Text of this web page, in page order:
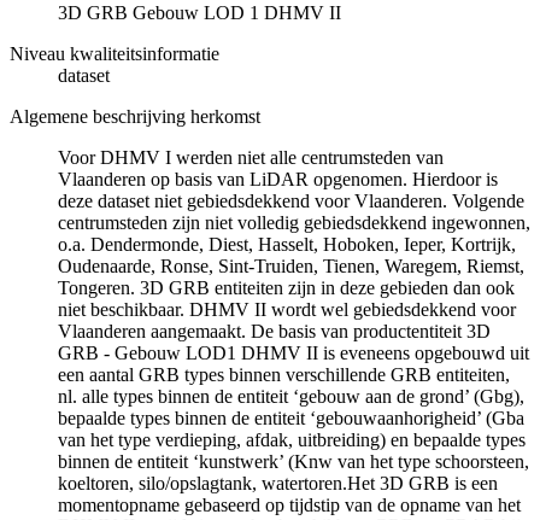
3D GRB Gebouw LOD 1 DHMV II
Niveau kwaliteitsinformatie
dataset
Algemene beschrijving herkomst
Voor DHMV I werden niet alle centrumsteden van
Vlaanderen op basis van LiDAR opgenomen. Hierdoor is
deze dataset niet gebiedsdekkend voor Vlaanderen. Volgende
centrumsteden zijn niet volledig gebiedsdekkend ingewonnen,
o.a. Dendermonde, Diest, Hasselt, Hoboken, Ieper, Kortrijk,
Oudenaarde, Ronse, Sint-Truiden, Tienen, Waregem, Riemst,
Tongeren. 3D GRB entiteiten zijn in deze gebieden dan ook
niet beschikbaar. DHMV II wordt wel gebiedsdekkend voor
Vlaanderen aangemaakt. De basis van productentiteit 3D
GRB - Gebouw LOD1 DHMV II is eveneens opgebouwd uit
een aantal GRB types binnen verschillende GRB entiteiten,
nl. alle types binnen de entiteit ‘gebouw aan de grond’ (Gbg),
bepaalde types binnen de entiteit ‘gebouwaanhorigheid’ (Gba
van het type verdieping, afdak, uitbreiding) en bepaalde types
binnen de entiteit ‘kunstwerk’ (Knw van het type schoorsteen,
koeltoren, silo/opslagtank, watertoren.Het 3D GRB is een
momentopname gebaseerd op tijdstip van de opname van het